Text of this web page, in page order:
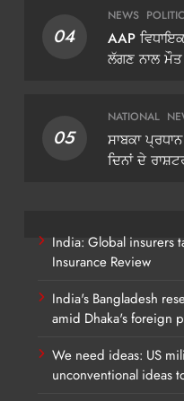
04
NEWS
AAP
ਲੱਗਣ ਨਾਲ ਮੌਤ
05
NATIONAL
ਸਾਬਕਾ
ਦਿਨਾਂ ਦੇ
India: Global insurers
Insurance Review
India's Bangladesh
amid Dhaka's foreign
We need ideas: US
unconventional ideas